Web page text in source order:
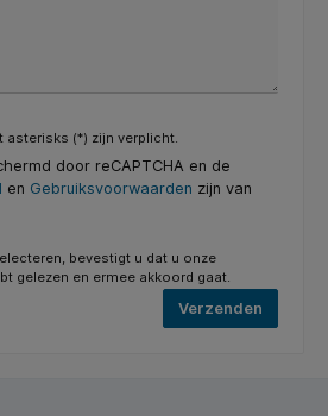
asterisks (*) zijn verplicht.
door reCAPTCHA en de
en Gebruiksvoorwaarden zijn van
bevestigt u dat u onze
gelezen en ermee akkoord gaat.
Verzenden